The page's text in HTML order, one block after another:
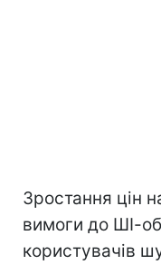
Зростання цін
вимоги до ШІ-
користувачів